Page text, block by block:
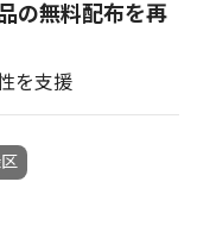
の無料配布を再
を支援